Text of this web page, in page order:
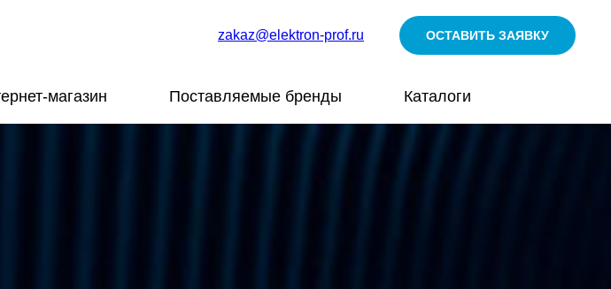
zakaz@elektron-prof.ru ОСТАВИТЬ ЗАЯВКУ
магазин Поставляемые бренды Каталоги